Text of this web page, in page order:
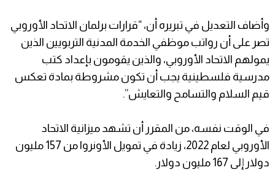
وأضاف التعديل في تبريره أن، “قرارات برلمان الاتحاد الأوروبي
تصر على أن رواتب موظفي الخدمة المدنية التربويين الذين
يمولهم الاتحاد الأوروبي، والذين يقومون بإعداد كتب
مدرسية فلسطينية يجب أن تكون مشروطة بمادة تعكس
قيم السلام والتسامح والتعايش”.
في الوقت نفسه، من المقرر أن تشهد ميزانية الاتحاد
الأوروبي لعام 2022، زيادة في تمويل الأونروا من 157 مليون
دولار إلى 167 مليون دولار.